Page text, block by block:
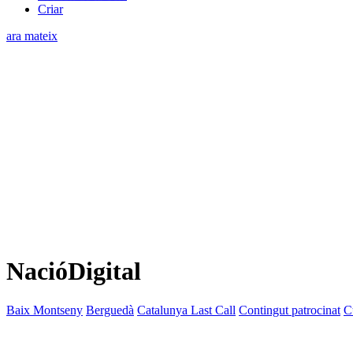
Criar
ara mateix
NacióDigital
Baix Montseny Berguedà Catalunya Last Call Contingut patrocinat